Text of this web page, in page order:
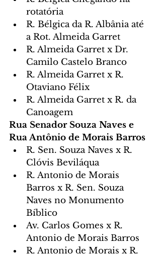
rotatória
R. Bélgica da R. Albânia até
a Rot. Almeida Garret
R. Almeida Garret x Dr.
Camilo Castelo Branco
R. Almeida Garret x R.
Otaviano Félix
R. Almeida Garret x R. da
Canoagem
Rua Senador Souza Naves e
Rua Antônio de Morais Barros
R. Sen. Souza Naves x R.
Clóvis Beviláqua
R. Antonio de Morais
Barros x R. Sen. Souza
Naves no Monumento
Bíblico
Av. Carlos Gomes x R.
Antonio de Morais Barros
R. Antonio de Morais x R.